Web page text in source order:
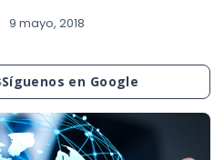
9 mayo, 2018
Síguenos en Google